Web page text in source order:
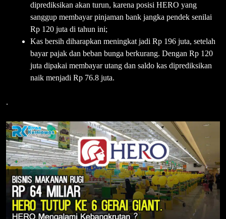
diprediksikan akan turun, karena posisi HERO yang
sanggup membayar pinjaman bank jangka pendek senilai
Rp 120 juta di tahun ini;
Kas bersih diharapkan meningkat jadi Rp 196 juta, setelah
bayar pajak dan beban bunga berkurang. Dengan Rp 120
juta dipakai membayar utang dan saldo kas diprediksikan
naik menjadi Rp 76.8 juta.
.